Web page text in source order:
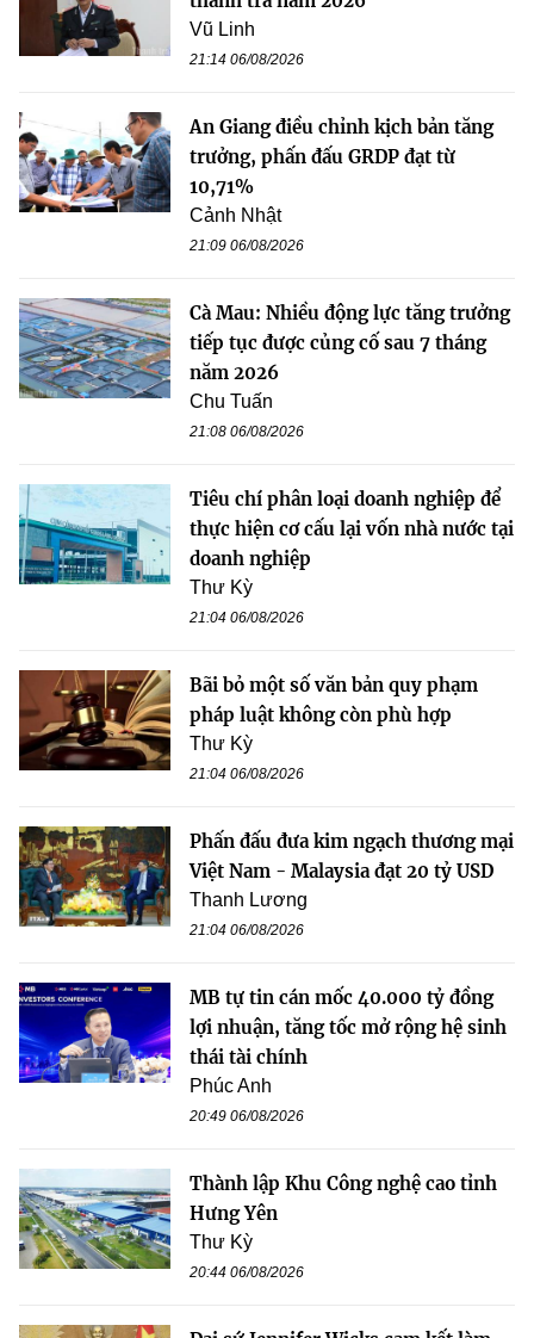
Vũ Linh
21:14 06/08/2026
An Giang điều chỉnh kịch bản tăng
trưởng, phấn đấu GRDP đạt từ
10,71%
Cảnh Nhật
21:09 06/08/2026
Cà Mau: Nhiều động lực tăng trưởng
tiếp tục được củng cố sau 7 tháng
năm 2026
Chu Tuấn
21:08 06/08/2026
Tiêu chí phân loại doanh nghiệp để
thực hiện cơ cấu lại vốn nhà nước tại
doanh nghiệp
Thư Kỳ
21:04 06/08/2026
Bãi bỏ một số văn bản quy phạm
pháp luật không còn phù hợp
Thư Kỳ
21:04 06/08/2026
Phấn đấu đưa kim ngạch thương mại
Việt Nam - Malaysia đạt 20 tỷ USD
Thanh Lương
21:04 06/08/2026
MB tự tin cán mốc 40.000 tỷ đồng
lợi nhuận, tăng tốc mở rộng hệ sinh
thái tài chính
Phúc Anh
20:49 06/08/2026
Thành lập Khu Công nghệ cao tỉnh
Hưng Yên
Thư Kỳ
20:44 06/08/2026